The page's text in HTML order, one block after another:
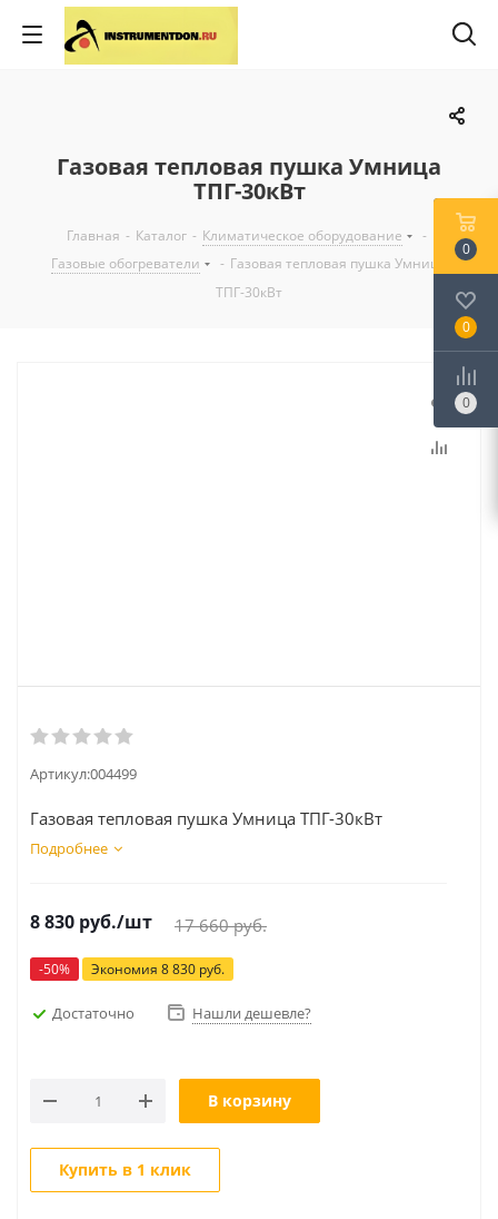
Газовая тепловая пушка Умница
ТПГ-30кВт
Главная - Каталог - Климатическое оборудование
-
Газовые обогреватели
- Газовая тепловая пушка Умница
ТПГ-30кВт
Артикул:004499
Газовая тепловая пушка Умница ТПГ-30кВт
Подробнее
8 830 руб./шт 17 660руб.
-50% Экономия 8 830 руб.
Достаточно Нашли дешевле?
В корзину
Купить в 1 клик
0
0
0